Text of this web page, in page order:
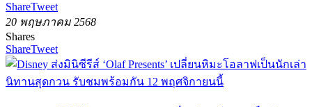
ShareTweet
20 พฤษภาคม 2568
Shares
ShareTweet